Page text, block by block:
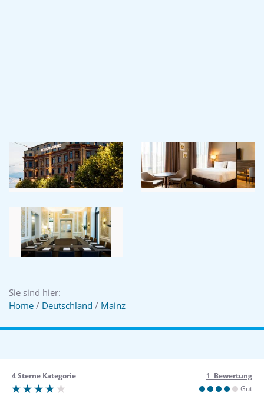
Sie sind hier:
Home / Deutschland / Mainz
4 Sterne Kategorie
1 Bewertung
Gut